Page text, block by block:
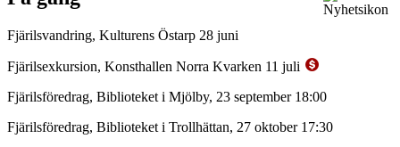
Fjärilsvandring, Kulturens Östarp 28 juni
Fjärilsexkursion, Konsthallen Norra Kvarken 11 juli
Fjärilsföredrag, Biblioteket i Mjölby, 23 september 18:00
Fjärilsföredrag, Biblioteket i Trollhättan, 27 oktober 17:30